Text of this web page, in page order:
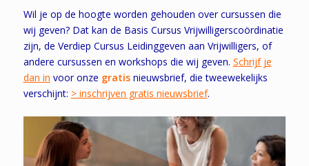
Wil je op de hoogte worden gehouden over cursussen die
wij geven? Dat kan de Basis Cursus Vrijwilligerscoördinatie
zijn, de Verdiep Cursus Leidinggeven aan Vrijwilligers, of
andere cursussen en workshops die wij geven. Schrijf je
dan in voor onze gratisnieuwsbrief, die tweewekelijks
verschijnt: > inschrijven gratis nieuwsbrief.